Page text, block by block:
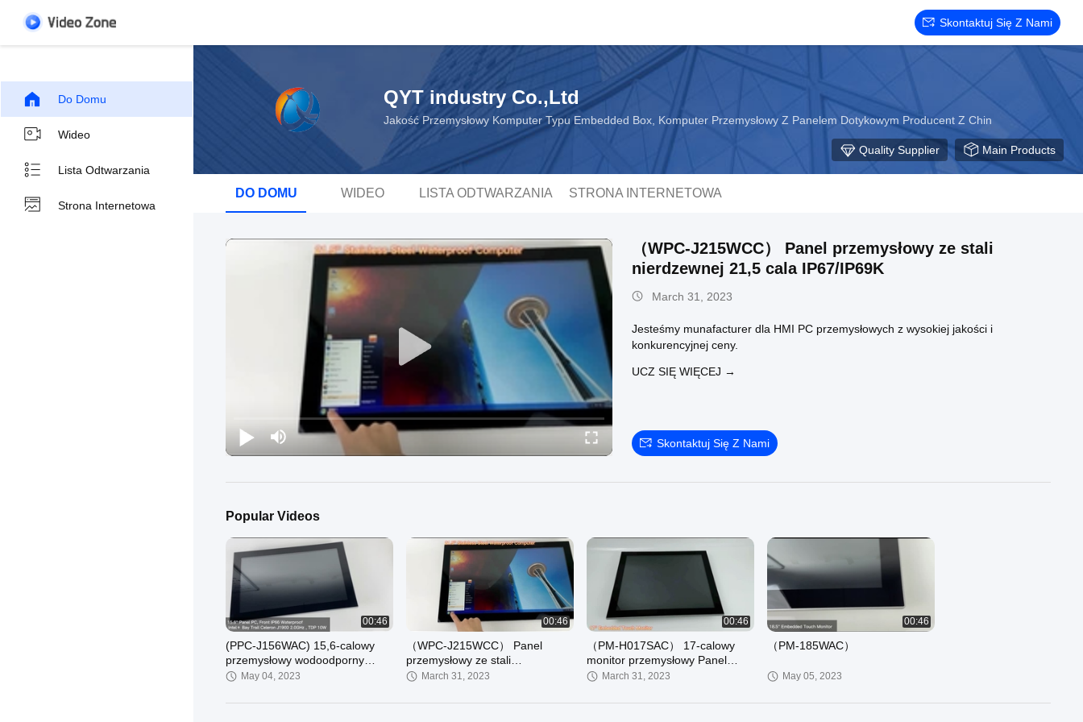
Skontaktuj Się Z Nami
Do Domu
Wideo
Lista Odtwarzania
Strona Internetowa
QYT industry Co.,Ltd
Jakość Przemysłowy Komputer Typu Embedded Box, Komputer Przemysłowy Z Panelem Dotykowym Producent Z Chin
Quality Supplier Main Products
DO DOMU WIDEO LISTA ODTWARZANIA STRONA INTERNETOWA
（WPC-J215WCC） Panel przemysłowy ze stali
nierdzewnej 21,5 cala IP67/IP69K
March 31, 2023
Jesteśmy munafacturer dla HMI PC przemysłowych z wysokiej jakości i
konkurencyjnej ceny.
UCZ SIĘ WIĘCEJ →
Skontaktuj Się Z Nami
Popular Videos
00:46
(PPC-J156WAC) 15,6-calowy
przemysłowy wodoodporny
ekran dotykowy J1900 z
przednim komputera PC IP65
May 04, 2023
00:46
（WPC-J215WCC） Panel
przemysłowy ze stali
nierdzewnej 21,5 cala
March 31, 2023
00:46
（PM-H017SAC） 17-calowy
monitor przemysłowy Panel
przedni IP66
March 31, 2023
00:46
（PM-185WAC）
May 05, 2023